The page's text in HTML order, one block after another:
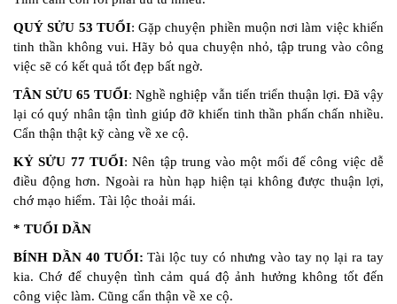
QUÝ SỬU 53 TUỔI: Gặp chuyện phiền muộn nơi làm việc khiến
tinh thần không vui. Hãy bỏ qua chuyện nhỏ, tập trung vào công
việc sẽ có kết quả tốt đẹp bất ngờ.
TÂN SỬU 65 TUỔI: Nghề nghiệp vẫn tiến triển thuận lợi. Đã vậy
lại có quý nhân tận tình giúp đỡ khiến tinh thần phấn chấn nhiều.
Cẩn thận thật kỹ càng về xe cộ.
KỶ SỬU 77 TUỔI: Nên tập trung vào một mối để công việc dễ
điều động hơn. Ngoài ra hùn hạp hiện tại không được thuận lợi,
chớ mạo hiểm. Tài lộc thoải mái.
* TUỔI DẦN
BÍNH DẦN 40 TUỔI:Tài lộc tuy có nhưng vào tay nọ lại ra tay
kia. Chớ để chuyện tình cảm quá độ ảnh hưởng không tốt đến
công việc làm. Cũng cẩn thận về xe cộ.